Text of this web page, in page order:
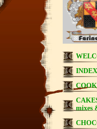
INDEX
mixes